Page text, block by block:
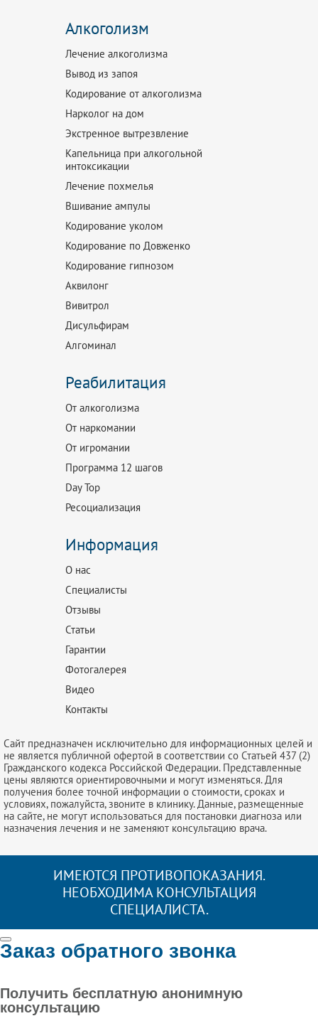
Алкоголизм
Лечение алкоголизма
Вывод из запоя
Кодирование от алкоголизма
Нарколог на дом
Экстренное вытрезвление
Капельница при алкогольной
интоксикации
Лечение похмелья
Вшивание ампулы
Кодирование уколом
Кодирование по Довженко
Кодирование гипнозом
Аквилонг
Вивитрол
Дисульфирам
Алгоминал
Реабилитация
От алкоголизма
От наркомании
От игромании
Программа 12 шагов
Day Top
Ресоциализация
Информация
О нас
Специалисты
Отзывы
Статьи
Гарантии
Фотогалерея
Видео
Контакты
Сайт предназначен исключительно для информационных целей и
не является публичной офертой в соответствии со Статьей 437 (2)
Гражданского кодекса Российской Федерации. Представленные
цены являются ориентировочными и могут изменяться. Для
получения более точной информации о стоимости, сроках и
условиях, пожалуйста, звоните в клинику. Данные, размещенные
на сайте, не могут использоваться для постановки диагноза или
назначения лечения и не заменяют консультацию врача.
ИМЕЮТСЯ ПРОТИВОПОКАЗАНИЯ.
НЕОБХОДИМА КОНСУЛЬТАЦИЯ
СПЕЦИАЛИСТА.
Заказ обратного звонка
Получить бесплатную анонимную
консультацию